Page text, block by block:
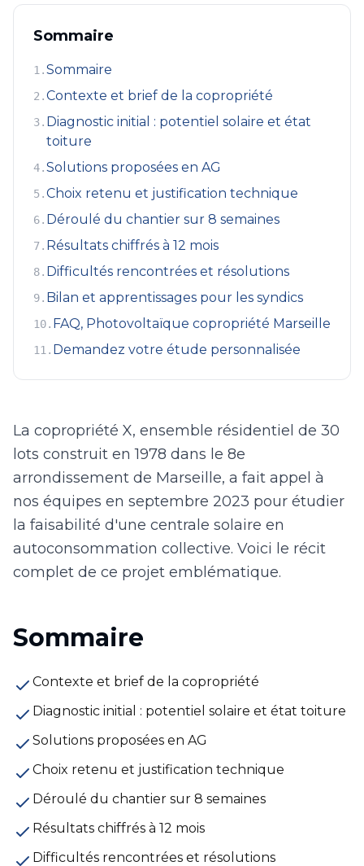
Sommaire
1 .Sommaire
2 .Contexte et brief de la copropriété
3. Diagnostic initial : potentiel solaire et état
toiture
4.Solutions proposées en AG
5.Choix retenu et justification technique
6. Déroulé du chantier sur 8 semaines
7. Résultats chiffrés à 12 mois
8. Difficultés rencontrées et résolutions
9. Bilan et apprentissages pour les syndics
10. FAQ, Photovoltaïque copropriété Marseille
11 . Demandez votre étude personnalisée
La copropriété X, ensemble résidentiel de 30
lots construit en 1978 dans le 8e
arrondissement de Marseille, a fait appel à
nos équipes en septembre 2023 pour étudier
la faisabilité d'une centrale solaire en
autoconsommation collective. Voici le récit
complet de ce projet emblématique.
Sommaire
Contexte et brief de la copropriété
Diagnostic initial : potentiel solaire et état toiture
Solutions proposées en AG
Choix retenu et justification technique
Déroulé du chantier sur 8 semaines
Résultats chiffrés à 12 mois
Difficultés rencontrées et résolutions